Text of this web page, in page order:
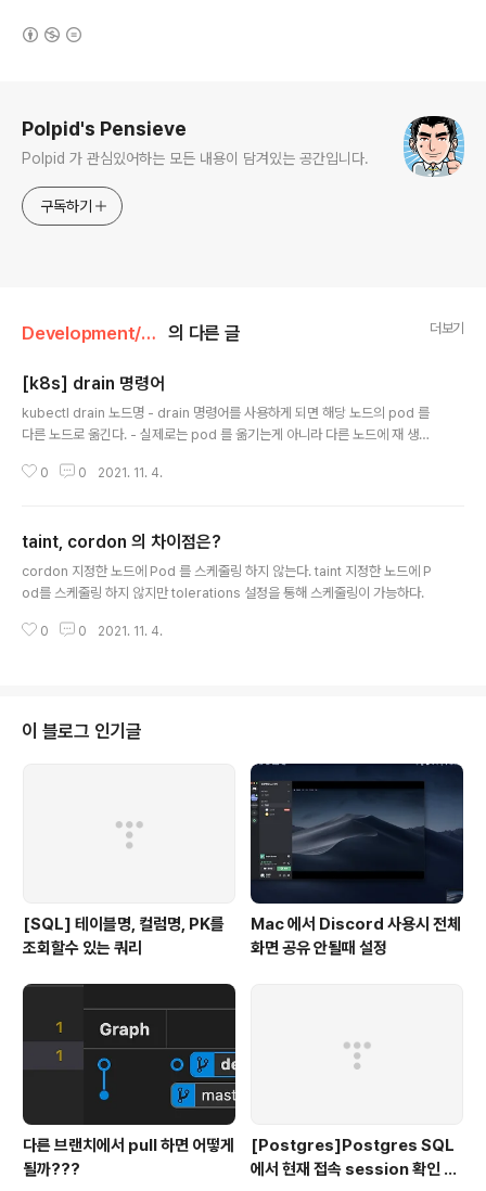
Polpid's Pensieve
Polpid 가 관심있어하는 모든 내용이 담겨있는 공간입니다.
구독하기
Development/Docker&Kubernetes 의 다른 글 더보기
[k8s] drain 명령어
kubectl drain 노드명 - drain 명령어를 사용하게 되면 해당 노드의 pod 를
다른 노드로 옮긴다. - 실제로는 pod 를 옮기는게 아니라 다른 노드에 재 생성
사용한다. 아래와 같이 myserver-002와 myserver-003 에 pod 가 각각
DE READINESS GATES rollout-nginx-74695fdcd-5trw5 1/1 Runni
ng 0 3m55s 10.32.0.2 myserver-002 r..
0 0 2021. 11. 4.
taint, cordon 의 차이점은?
cordon 지정한 노드에 Pod 를 스케줄링 하지 않는다. taint 지정한 노드에 P
od를 스케줄링 하지 않지만 tolerations 설정을 통해 스케줄링이 가능하다.
0 0 2021. 11. 4.
이 블로그 인기글
[SQL] 테이블명, 컬럼명, PK를
조회할수 있는 쿼리
Mac 에서 Discord 사용시 전체
화면 공유 안될때 설정
다른 브랜치에서 pull 하면 어떻게
될까???
[Postgres]Postgres SQL
에서 현재 접속 session 확인 및